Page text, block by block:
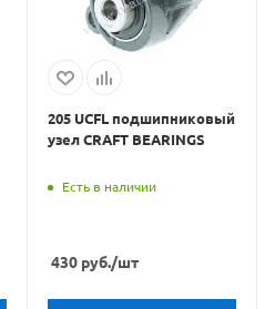
205 UCFL подшипниковый
узел CRAFT BEARINGS
Есть в наличии
430руб./шт